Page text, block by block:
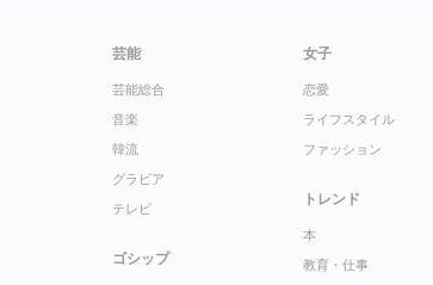
芸能
芸能総合
音楽
韓流
グラビア
テレビ
ゴシップ
女子
恋愛
ライフスタイル
ファッション
トレンド
本
教育・仕事